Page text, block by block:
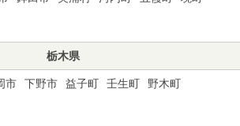
栃木県
市 下野市 益子町 壬生町
野木町